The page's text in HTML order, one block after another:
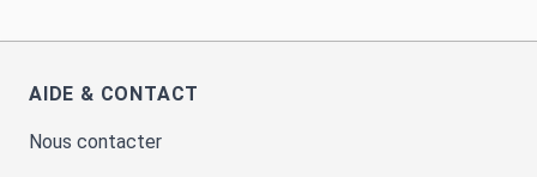
AIDE & CONTACT
Nous contacter